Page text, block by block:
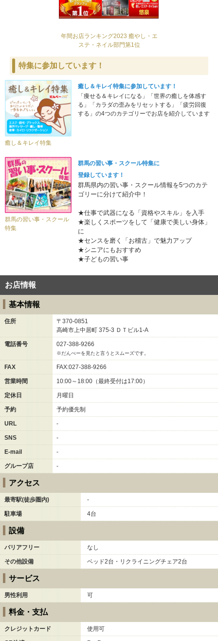
年間お店ランキング2023 癒やし・エ
ステ・ネイル部門第1位
特集に参加しています！
癒し＆キレイ特集
癒し＆キレイ特集に参加しています！
「痩せる＆キレイになる」「世界の癒しを体感す
る」「カラダの歪みをリセットする」「疲労回復
する」の4つのカテゴリーでお店を紹介しています
群馬の習い事・スクール
特集
群馬の習い事・スクール特集に
登録しています！
群馬県内の習い事・スクール情報を5つのカテ
ゴリーに分けて紹介中！
★仕事で武器になる「資格やスキル」を入手
★楽しくスポーツをして「健康で美しい身体」
に
★センスを磨く「お稽古」で魅力アップ
★シニアにもおすすめ
★子どもの習い事
お店情報
基本情報
住所
〒370-0851
高崎市上中居町 375-3 ＤＴビル1-A
電話番号 027-388-9266
※だんべーを見たと言うとスムーズです。
FAX FAX:027-388-9266
営業時間 10:00～18:00（最終受付は17:00）
定休日 月曜日
予約 予約優先制
URL -
SNS -
E-mail -
グループ店 -
アクセス
最寄駅(徒歩圏内) -
駐車場 4台
設備
バリアフリー なし
その他設備 ベッド2台・リクライニングチェア2台
サービス
男性利用 可
料金・支払
クレジットカード 使用可